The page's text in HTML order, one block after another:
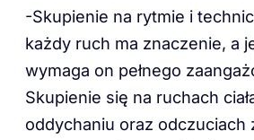
-Skupienie na rytmie i
każdy ruch ma znaczenie, a
wymaga on pełnego
Skupienie się na ruchach
oddychaniu oraz odczuciach